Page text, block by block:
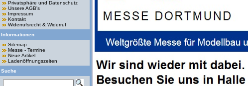
Privatsphäre und Datenschutz
Unsere AGB's
Impressum
Kontakt
Widerrufsrecht & Widerruf
Informationen
Sitemap
Messe - Termine
Neue Artikel
Ladenöffnungszeiten
Suche